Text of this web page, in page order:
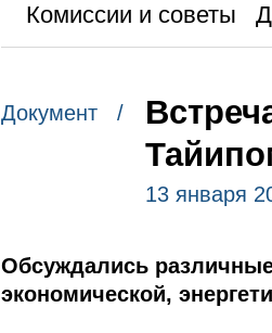
Комиссии и советы
Документ /
13 января
Обсуждались различные
экономической,